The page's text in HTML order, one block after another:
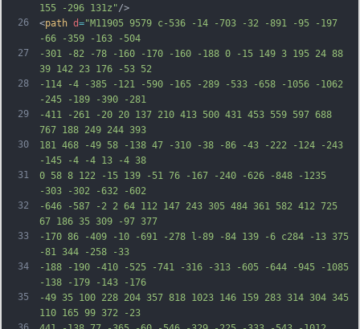
26
27
28
29
30
31
32
33
34
35
155 -296 131z"/>
<path d="M11905 9579 c-536 -14 -703 -32 -891 -95 -197
-66 -359 -163 -504
-301 -82 -78 -160 -170 -160 -188 0 -15 149 3 195 24 88
39 142 23 176 -53 52
-114 -4 -385 -121 -590 -165 -289 -533 -658 -1056 -1062
-245 -189 -390 -281
-411 -261 -20 20 137 210 413 500 431 453 559 597 688
767 188 249 244 393
181 468 -49 58 -138 47 -310 -38 -86 -43 -222 -124 -243
-145 -4 -4 13 -4 38
0 58 8 122 -15 139 -51 76 -167 -240 -626 -848 -1235
-303 -302 -632 -602
-646 -587 -2 2 64 112 147 243 305 484 361 582 412 725
67 186 35 309 -97 377
-170 86 -409 -10 -691 -278 l-89 -84 139 -6 c284 -13 375
-81 344 -258 -33
-188 -190 -410 -525 -741 -316 -313 -605 -644 -945 -1085
-138 -179 -143 -176
-49 35 100 228 204 357 818 1023 146 159 283 314 304 345
110 165 99 372 -23